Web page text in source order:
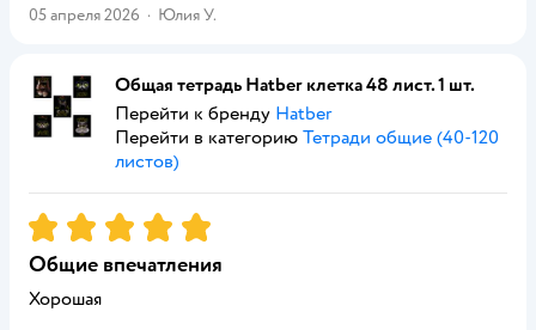
05 апреля 2026 · Юлия У.
Общая тетрадь Hatber клетка 48 лист. 1 шт.
Перейти к бренду Hatber
Перейти в категорию Тетради общие (40-120
листов)
Рейтинг:5
Общие впечатления
Хорошая